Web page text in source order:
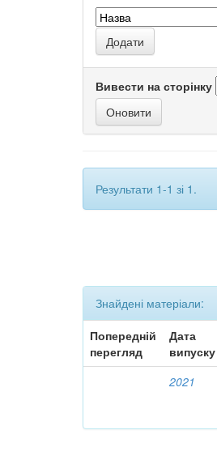
Вивести на сторінку
Результати 1-1 зі 1.
Знайдені матеріали:
Попередній
перегляд
Дата
випуску
2021